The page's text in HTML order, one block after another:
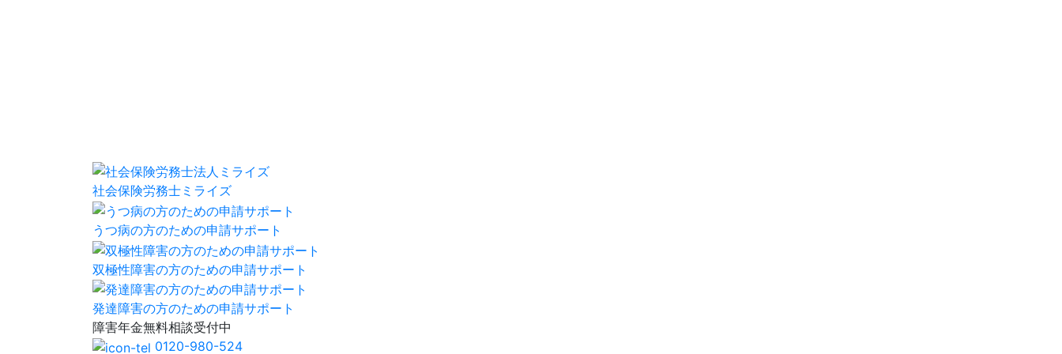
社会保険労務士ミライズ
うつ病の方のための申請サポート
双極性障害の方のための申請サポート
発達障害の方のための申請サポート
障害年金無料相談受付中
0120-980-524